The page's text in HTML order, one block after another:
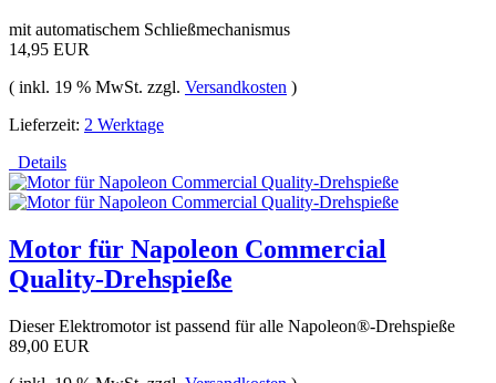
mit automatischem Schließmechanismus
14,95 EUR
( inkl. 19 % MwSt. zzgl. Versandkosten )
Lieferzeit: 2 Werktage
Details
Motor für Napoleon Commercial
Quality-Drehspieße
Dieser Elektromotor ist passend für alle Napoleon®-Drehspieße
89,00 EUR